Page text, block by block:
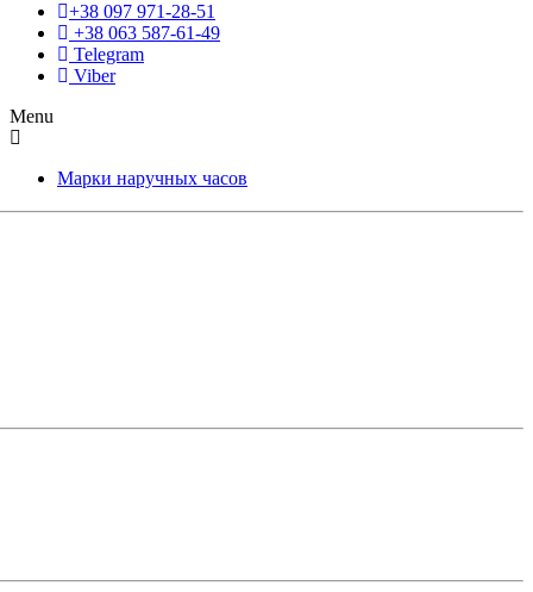
+38 097 971-28-51
+38 063 587-61-49
Telegram
Viber
Menu
Марки наручных часов